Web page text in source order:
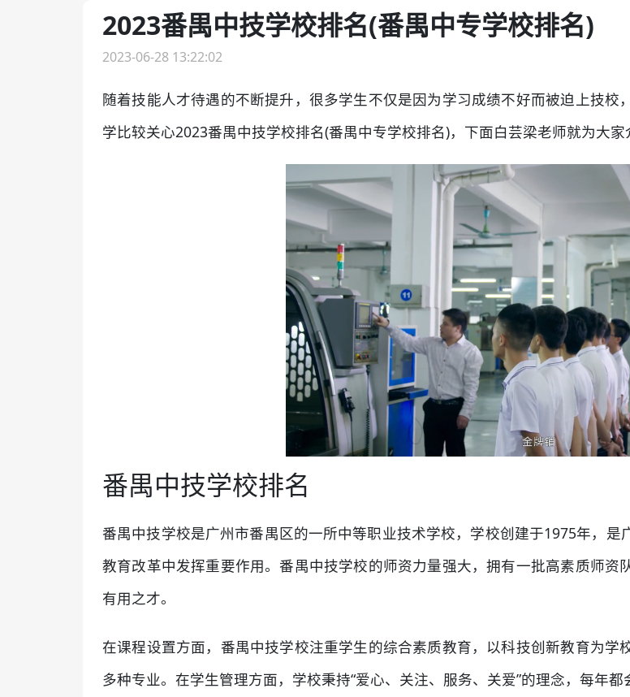
2023番禺中技学校排名(番禺中专学校排名)
2023-06-28 13:22:02
随着技能人才待遇的不断提升，很多学生不仅是因为学习成绩不好而被迫上技
学比较关心2023番禺中技学校排名(番禺中专学校排名)，下面白芸梁老师就为大家
番禺中技学校排名
番禺中技学校是广州市番禺区的一所中等职业技术学校，学校创建于1975年，
教育改革中发挥重要作用。番禺中技学校的师资力量强大，拥有一批高素质师
有用之才。
在课程设置方面，番禺中技学校注重学生的综合素质教育，以科技创新教育为
多种专业。在学生管理方面，学校秉持“爱心、关注、服务、关爱”的理念，每年